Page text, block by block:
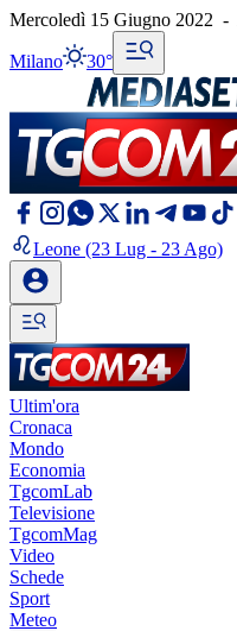
Mercoledì 15 Giugno 2022 -
Milano 30°
Leone (23 Lug - 23 Ago)
Ultim'ora
Cronaca
Mondo
Economia
TgcomLab
Televisione
TgcomMag
Video
Schede
Sport
Meteo